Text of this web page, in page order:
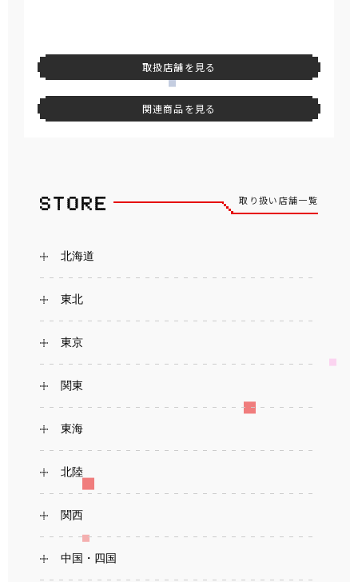
取扱店舗を見る
関連商品を見る
取り扱い店舗一覧
北海道
東北
東京
関東
東海
北陸
関西
中国・四国